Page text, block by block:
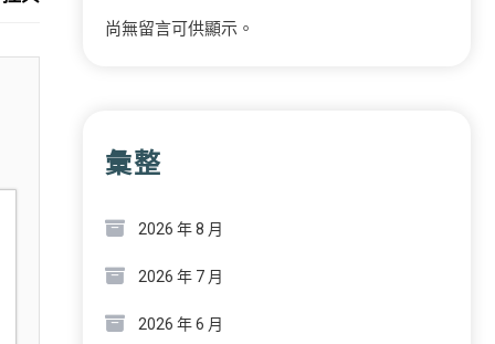
尚無留言可供顯示。
彙整
2026 年 8 月
2026 年 7 月
2026 年 6 月